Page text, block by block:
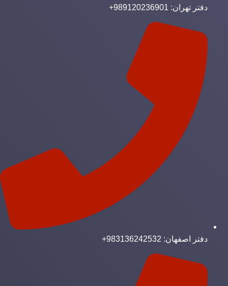
دفتر تهران: 989120236901+
دفتر اصفهان: 983136242532+